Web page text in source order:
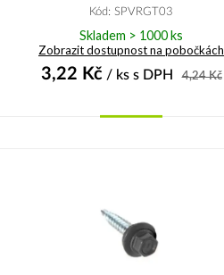
Kód: SPVRGT03
Skladem > 1000 ks
Zobrazit dostupnost na pobočkách
3,22 Kč/ ks s DPH 4,24Kč